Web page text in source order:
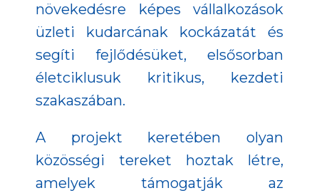
növekedésre képes vállalkozások
üzleti kudarcának kockázatát és
segíti fejlődésüket, elsősorban
életciklusuk kritikus, kezdeti
szakaszában.
A projekt keretében olyan
közösségi tereket hoztak létre,
amelyek támogatják az